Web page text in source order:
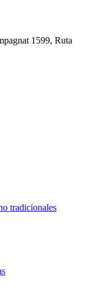
1599, Ruta
tradicionales